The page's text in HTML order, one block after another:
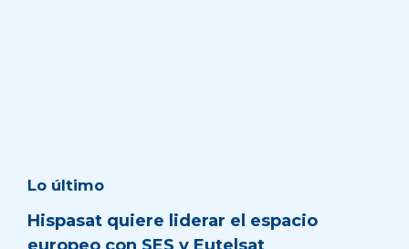
Lo último
Hispasat quiere liderar el espacio